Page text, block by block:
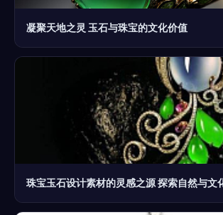
凝聚天地之灵 玉石与珠宝的文化价值
珠宝玉石设计素材的灵感之源 探索自然与文